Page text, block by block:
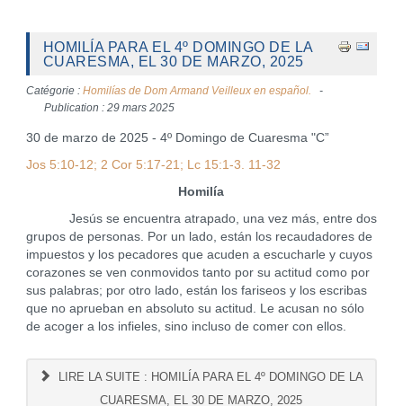
HOMILÍA PARA EL 4º DOMINGO DE LA
CUARESMA, EL 30 DE MARZO, 2025
Catégorie : Homilías de Dom Armand Veilleux en español.
Publication : 29 mars 2025
30 de marzo de 2025 - 4º Domingo de Cuaresma "C”
Jos 5:10-12; 2 Cor 5:17-21; Lc 15:1-3. 11-32
Homilía
Jesús se encuentra atrapado, una vez más, entre dos
grupos de personas. Por un lado, están los recaudadores de
impuestos y los pecadores que acuden a escucharle y cuyos
corazones se ven conmovidos tanto por su actitud como por
sus palabras; por otro lado, están los fariseos y los escribas
que no aprueban en absoluto su actitud. Le acusan no sólo
de acoger a los infieles, sino incluso de comer con ellos.
LIRE LA SUITE : HOMILÍA PARA EL 4º DOMINGO DE LA
CUARESMA, EL 30 DE MARZO, 2025